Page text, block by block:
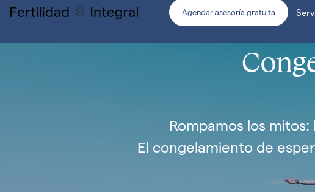
Agendar asesoría gratuita
Rompamos los
El congelamiento de